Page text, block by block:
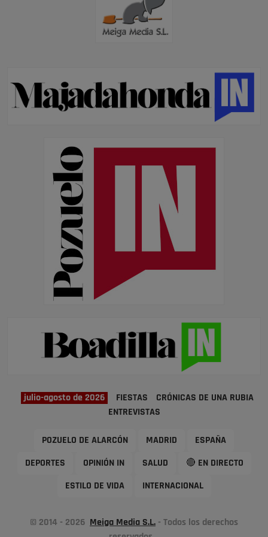
julio-agosto de 2026 FIESTAS
CRÓNICAS DE UNA RUBIA
ENTREVISTAS
POZUELO DE ALARCÓN MADRID ESPAÑA
DEPORTES OPINIÓN IN SALUD 🔴 EN DIRECTO
ESTILO DE VIDA INTERNACIONAL
© 2014 - 2026 Meiga Media S.L. - Todos los derechos